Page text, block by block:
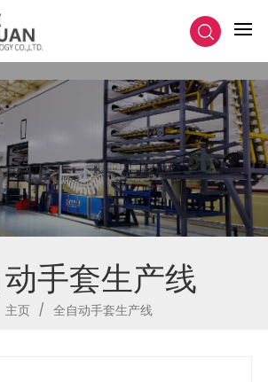
手套生产线
主页 / 全自动手套生产线